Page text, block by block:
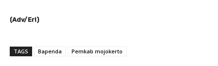
(Adv/Erl)
TAGS Bapenda Pemkab mojokerto